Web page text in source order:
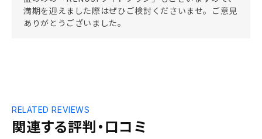
満期を迎えました際はぜひご検討くださいませ。ご意見
ありがとうございました。
関連する評判・口コミ
RELATED REVIEWS